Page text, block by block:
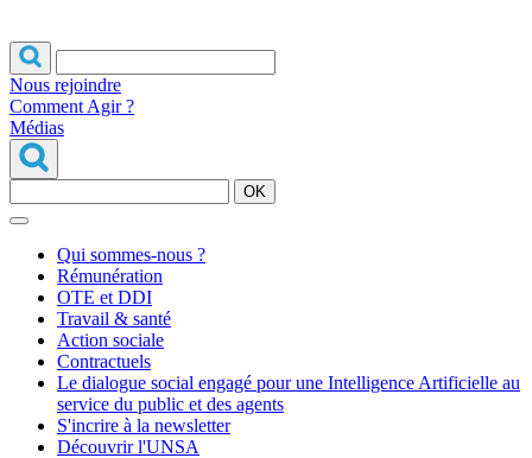
Nous rejoindre
Comment Agir ?
Médias
OK
Qui sommes-nous ?
Rémunération
OTE et DDI
Travail & santé
Action sociale
Contractuels
Le dialogue social engagé pour une Intelligence Artificielle au
service du public et des agents
S'incrire à la newsletter
Découvrir l'UNSA